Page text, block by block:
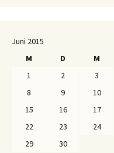
Juni 2015
M
D M
1
2 3
8
9 10
15
16 17
22
23 24
29
30